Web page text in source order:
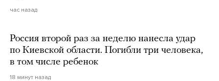
час назад
Россия второй раз за неделю нанесла удар
по Киевской области. Погибли три человека,
в том числе ребенок
18 минут назад